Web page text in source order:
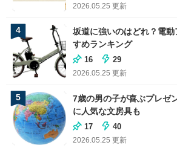
2026.05.25 更新
4
坂道に強いのはどれ？電
すめランキング
16 29
2026.05.25 更新
5
7歳の男の子が喜ぶプレゼ
に人気な文房具も
17 40
2026.05.25 更新